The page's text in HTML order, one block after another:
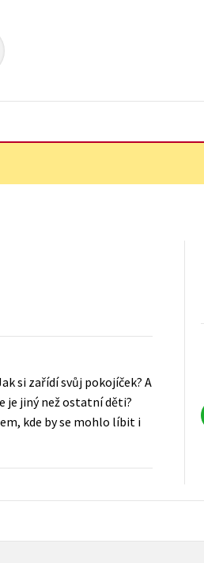
si zařídí svůj pokojíček? A
je jiný než ostatní děti?
kde by se mohlo líbit i